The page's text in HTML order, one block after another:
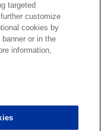
Images
targeted
customize
cookies by
or in the
information,